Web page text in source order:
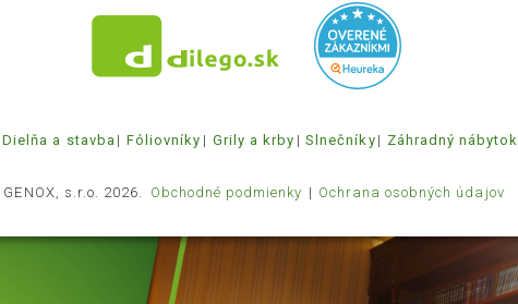
Dielňa a stavba Fóliovníky Grily a krby Slnečníky Záhradný nábytok
s.r.o. 2026. Obchodné podmienky Ochrana osobných údajov